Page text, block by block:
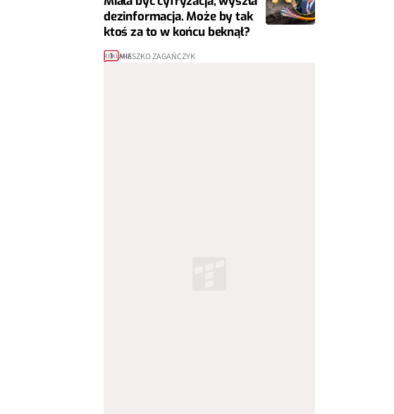
dezinformacja. Może by tak
ktoś za to w końcu beknął?
1 MIESZKO ZAGAŃCZYK